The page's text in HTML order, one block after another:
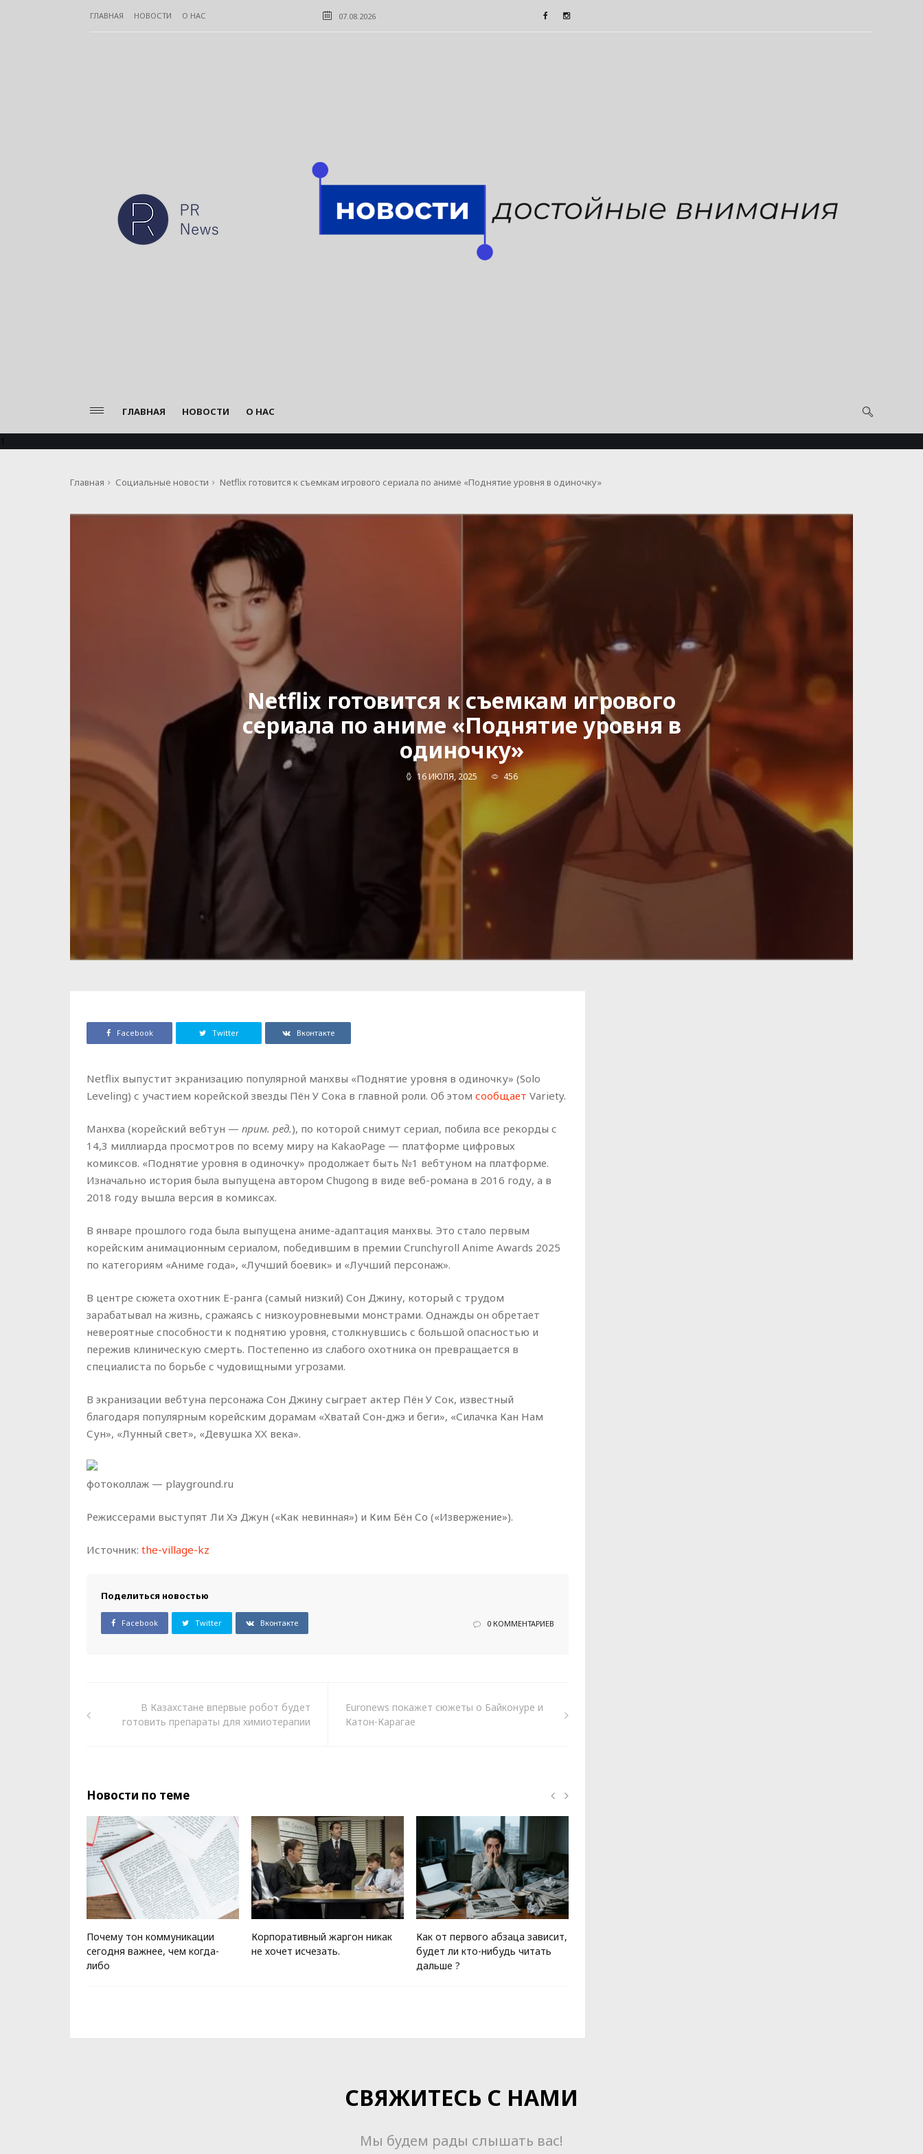
ГЛАВНАЯ НОВОСТИ О НАС 07.08.2026
ГЛАВНАЯ НОВОСТИ О НАС
1
Главная Социальные новости Netflix готовится к съемкам игрового сериала по аниме «Поднятие уровня в одиночку»
Netflix готовится к съемкам игрового
сериала по аниме «Поднятие уровня в
одиночку»
16 ИЮЛЯ, 2025 456
Facebook Twitter Вконтакте
Netflix выпустит экранизацию популярной манхвы «Поднятие уровня в одиночку» (Solo
Leveling) с участием корейской звезды Пён У Сока в главной роли. Об этом сообщает Variety.
Манхва (корейский вебтун — прим. ред.), по которой снимут сериал, побила все рекорды с
14,3 миллиарда просмотров по всему миру на KakaoPage — платформе цифровых
комиксов. «Поднятие уровня в одиночку» продолжает быть №1 вебтуном на платформе.
Изначально история была выпущена автором Chugong в виде веб-романа в 2016 году, а в
2018 году вышла версия в комиксах.
В январе прошлого года была выпущена аниме-адаптация манхвы. Это стало первым
корейским анимационным сериалом, победившим в премии Crunchyroll Anime Awards 2025
по категориям «Аниме года», «Лучший боевик» и «Лучший персонаж».
В центре сюжета охотник E-ранга (самый низкий) Сон Джину, который с трудом
зарабатывал на жизнь, сражаясь с низкоуровневыми монстрами. Однажды он обретает
невероятные способности к поднятию уровня, столкнувшись с большой опасностью и
пережив клиническую смерть. Постепенно из слабого охотника он превращается в
специалиста по борьбе с чудовищными угрозами.
В экранизации вебтуна персонажа Сон Джину сыграет актер Пён У Сок, известный
благодаря популярным корейским дорамам «Хватай Сон-джэ и беги», «Силачка Кан Нам
Сун», «Лунный свет», «Девушка XX века».
фотоколлаж — playground.ru
Режиссерами выступят Ли Хэ Джун («Как невинная») и Ким Бён Со («Извержение»).
Источник: the-village-kz
Поделиться новостью
Facebook Twitter Вконтакте 0 КОММЕНТАРИЕВ
В Казахстане впервые робот будет
готовить препараты для химиотерапии
Euronews покажет сюжеты о Байконуре и
Катон-Карагае
Новости по теме
Почему тон коммуникации
сегодня важнее, чем когда-
либо
Корпоративный жаргон никак
не хочет исчезать.
Как от первого абзаца зависит,
будет ли кто-нибудь читать
дальше ?
СВЯЖИТЕСЬ С НАМИ
Мы будем рады слышать вас!